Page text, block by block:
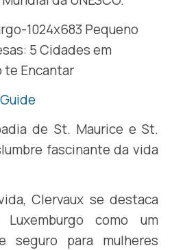
de St. Maurice e St.
fascinante da vida
Clervaux se destaca
como um
seguro para mulheres